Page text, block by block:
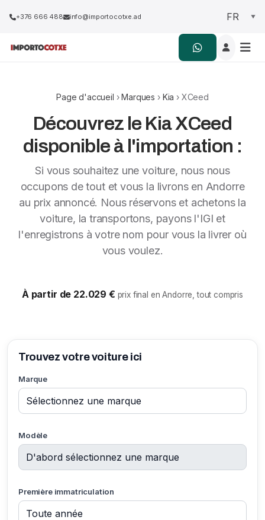
+376 666 488 info@importocotxe.ad
Page d'accueil ›Marques › Kia › XCeed
Découvrez le Kia XCeed
disponible à l'importation :
Si vous souhaitez une voiture, nous nous
occupons de tout et vous la livrons en Andorre
au prix annoncé. Nous réservons et achetons la
voiture, la transportons, payons l'IGI et
l'enregistrons à votre nom pour vous la livrer où
vous voulez.
À partir de 22.029 € prix final en Andorre, tout compris
Trouvez votre voiture ici
Marque
Modèle
Première immatriculation